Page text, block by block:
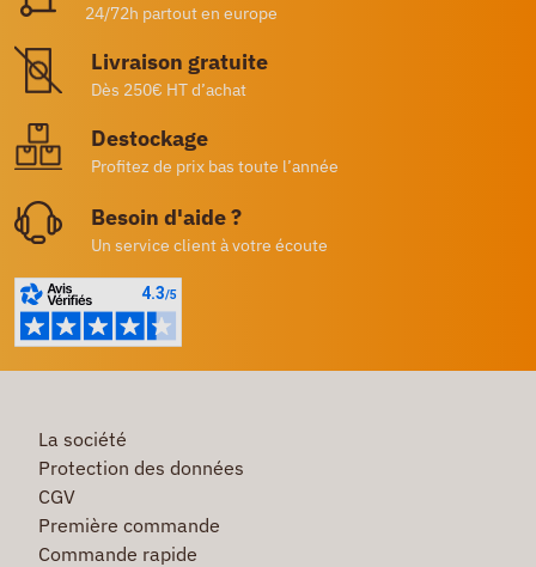
24/72h partout en europe
Livraison gratuite
Dès 250€ HT d’achat
Destockage
Profitez de prix bas toute l’année
Besoin d'aide ?
Un service client à votre écoute
La société
Protection des données
CGV
Première commande
Commande rapide